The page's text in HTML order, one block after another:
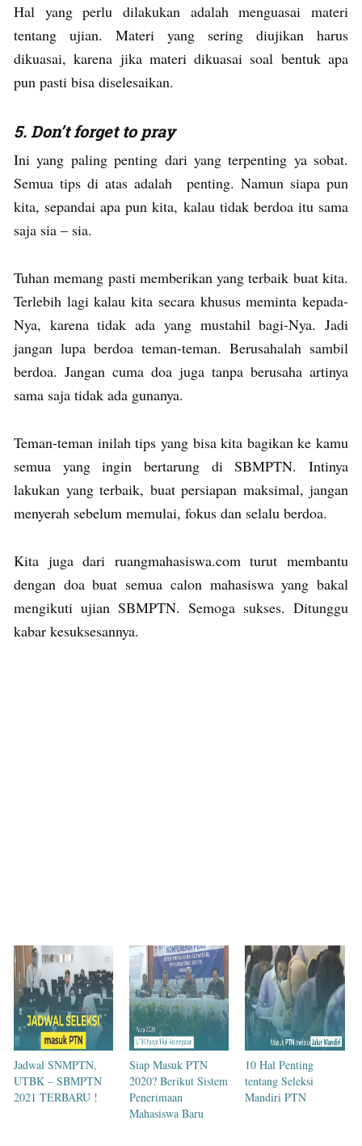
Hal yang perlu dilakukan adalah menguasai materi
tentang ujian. Materi yang sering diujikan harus
dikuasai, karena jika materi dikuasai soal bentuk apa
pun pasti bisa diselesaikan.
5. Don’t forget to pray
Ini yang paling penting dari yang terpenting ya sobat.
Semua tips di atas adalah penting. Namun siapa pun
kita, sepandai apa pun kita, kalau tidak berdoa itu sama
saja sia – sia.
Tuhan memang pasti memberikan yang terbaik buat kita.
Terlebih lagi kalau kita secara khusus meminta kepada-
Nya, karena tidak ada yang mustahil bagi-Nya. Jadi
jangan lupa berdoa teman-teman. Berusahalah sambil
berdoa. Jangan cuma doa juga tanpa berusaha artinya
sama saja tidak ada gunanya.
Teman-teman inilah tips yang bisa kita bagikan ke kamu
semua yang ingin bertarung di SBMPTN. Intinya
lakukan yang terbaik, buat persiapan maksimal, jangan
menyerah sebelum memulai, fokus dan selalu berdoa.
Kita juga dari ruangmahasiswa.com turut membantu
dengan doa buat semua calon mahasiswa yang bakal
mengikuti ujian SBMPTN. Semoga sukses. Ditunggu
kabar kesuksesannya.
Jadwal SNMPTN,
UTBK – SBMPTN
2021 TERBARU !
Siap Masuk PTN
2020? Berikut Sistem
Penerimaan
Mahasiswa Baru
10 Hal Penting
tentang Seleksi
Mandiri PTN